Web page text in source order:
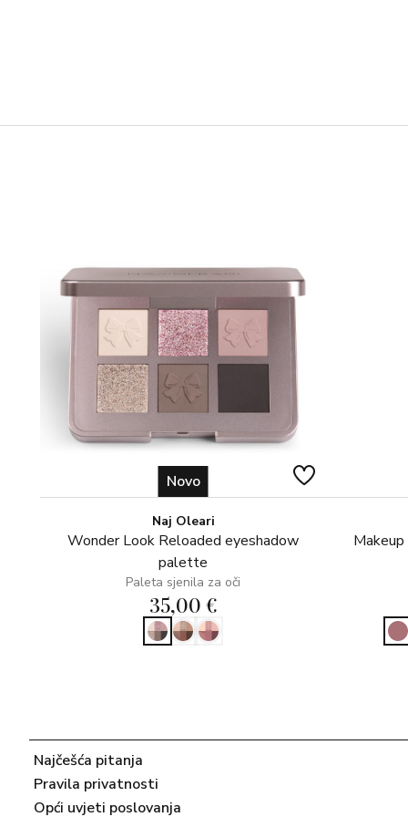
Novo
Naj Oleari
Wonder Look Reloaded eyeshadow
palette
Paleta sjenila za oči
35,00 €
Najčešća pitanja
Pravila privatnosti
Opći uvjeti poslovanja